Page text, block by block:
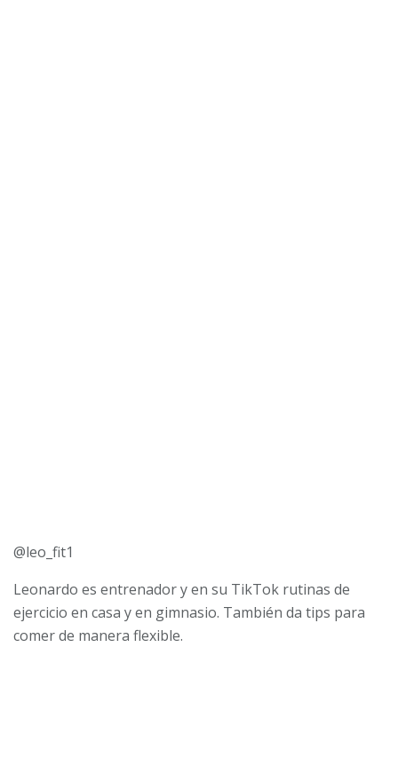
@leo_fit1
Leonardo es entrenador y en su TikTok rutinas de
ejercicio en casa y en gimnasio. También da tips para
comer de manera flexible.